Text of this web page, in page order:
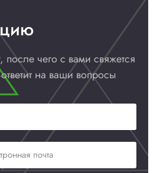
после чего с вами свяжется
на ваши вопросы